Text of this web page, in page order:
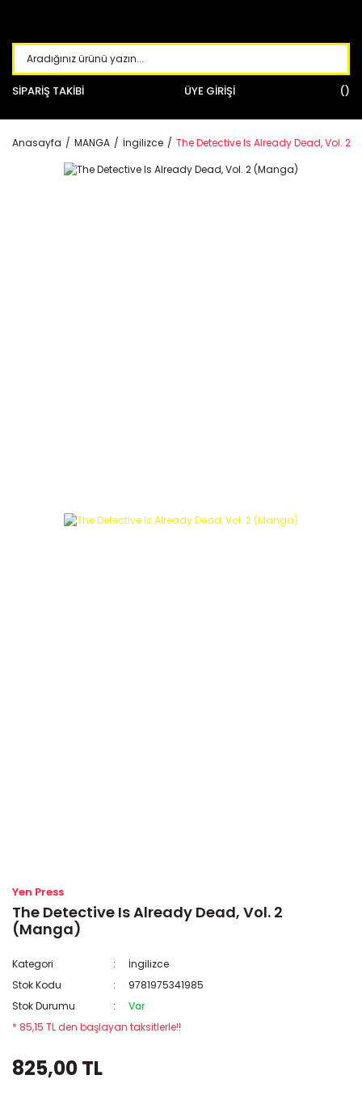
SİPARİŞ TAKİBİ ÜYE GİRİŞİ
Anasayfa MANGA İngilizce The Detective Is Already Dead, Vol. 2
Yen Press
The Detective Is Already Dead, Vol. 2
(Manga)
Kategori
İngilizce
Stok Kodu
9781975341985
Stok Durumu
Var
* 85,15 TL den başlayan taksitlerle!!
825,00 TL